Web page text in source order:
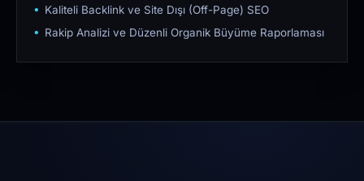
Kaliteli Backlink ve Site Dışı (Off-Page) SEO
Rakip Analizi ve Düzenli Organik Büyüme Raporlaması